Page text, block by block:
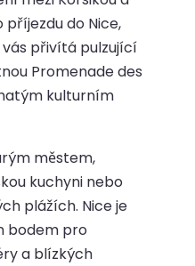
příjezdu do Nice,
přivítá pulzující
Promenade des
kulturním
městem,
kuchyni nebo
plážích. Nice je
bodem pro
a blízkých